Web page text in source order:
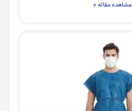
مشاهده مقاله »